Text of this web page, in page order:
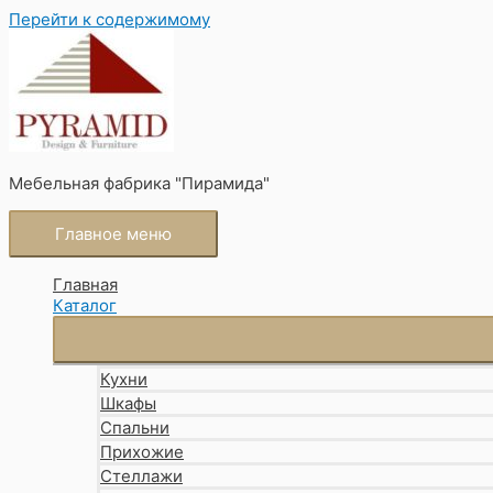
Перейти к содержимому
Мебельная фабрика "Пирамида"
Главное меню
Главная
Каталог
Кухни
Шкафы
Спальни
Прихожие
Стеллажи